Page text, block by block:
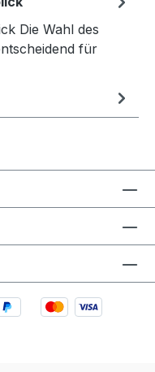
Die Wahl des
für